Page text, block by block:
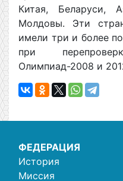
Китая, Беларуси,
Молдовы. Эти
имели три и более
при
Олимпиад-2008 и
ФЕДЕРАЦИЯ
История
Миссия